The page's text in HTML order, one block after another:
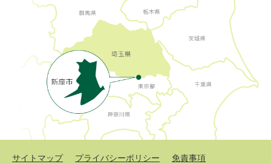
サイトマップ プライバシーポリシー
免責事項